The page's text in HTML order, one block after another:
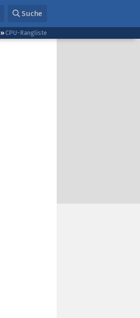
Suche
CPU-Rangliste